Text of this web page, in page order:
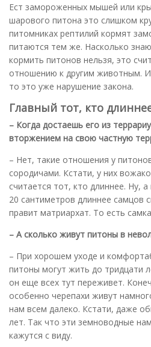
Ест замороженных мышей или
шарового питона это слишком
питомниках рептилий кормят
питаются тем же. Насколько
кормить питонов нельзя, это
отношению к другим животным. И
то это уже нарушение закона.
Главный тот, кто
– Когда достаешь его из
вторжением на свою частную
– Нет, такие отношения у
сородичами. Кстати, у них
считается тот, кто длиннее. Ну,
20 сантиметров длиннее самцов
правит матриархат. То есть
– А сколько живут питоны в
– При хорошем уходе и
питоны могут жить до тридцати
он еще всех тут переживет.
особенно черепахи живут
нам всем далеко. Кстати, даже
лет. Так что эти земноводные
кажутся с виду.